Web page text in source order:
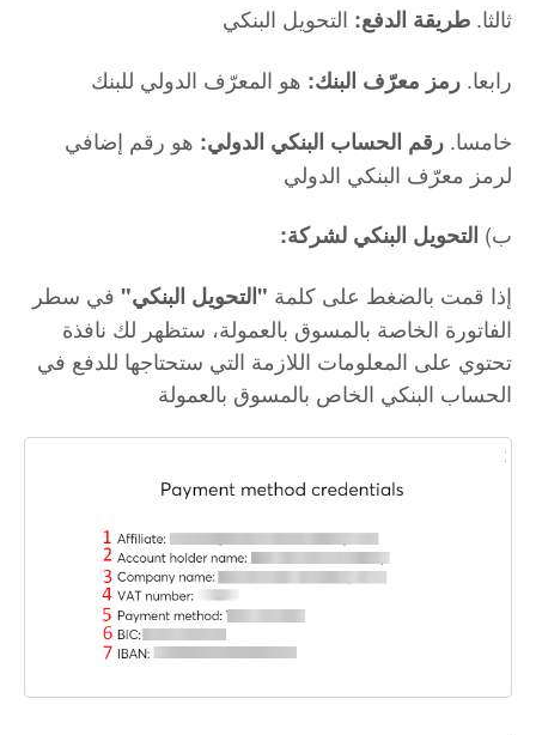
ثالثا. طريقة الدفع: التحويل البنكي
رابعا. رمز معرّف البنك: هو المعرّف الدولي للبنك
خامسا. رقم الحساب البنكي الدولي: هو رقم إضافي
لرمز معرّف البنكي الدولي
:
ب) التحويل البنكي لشركة
إذا قمت بالضغط على كلمة "التحويل البنكي" في سطر
الفاتورة الخاصة بالمسوق بالعمولة، ستظهر لك نافذة
تحتوي على المعلومات اللازمة التي ستحتاجها للدفع في
الحساب البنكي الخاص بالمسوق بالعمولة